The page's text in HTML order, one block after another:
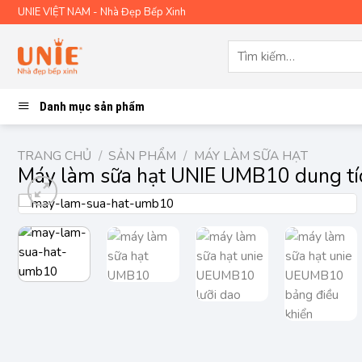
Skip
to
content
UNIE VIỆT NAM - Nhà Đẹp Bếp Xinh
kiếm:
Danh mục sản phẩm
TRANG CHỦ / SẢN PHẨM / MÁY LÀM SỮA HẠT
Máy làm sữa hạt UNIE UMB10 dung